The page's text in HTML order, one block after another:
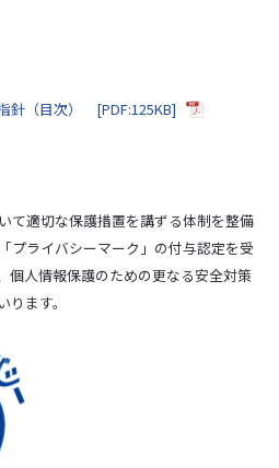
針（目次） [PDF:125KB]
て適切な保護措置を講ずる体制を整備
プライバシーマーク」の付与認定を受
個人情報保護のための更なる安全対策
ます。